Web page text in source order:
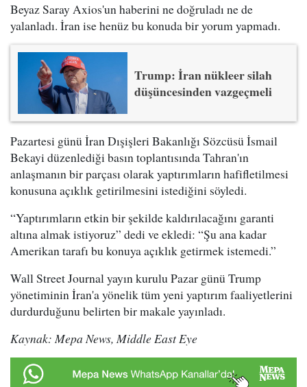
Beyaz Saray Axios'un haberini ne doğruladı ne de
yalanladı. İran ise henüz bu konuda bir yorum yapmadı.
Trump: İran nükleer silah
düşüncesinden vazgeçmeli
Pazartesi günü İran Dışişleri Bakanlığı Sözcüsü İsmail
Bekayi düzenlediği basın toplantısında Tahran'ın
anlaşmanın bir parçası olarak yaptırımların hafifletilmesi
konusuna açıklık getirilmesini istediğini söyledi.
“Yaptırımların etkin bir şekilde kaldırılacağını garanti
altına almak istiyoruz” dedi ve ekledi: “Şu ana kadar
Amerikan tarafı bu konuya açıklık getirmek istemedi.”
Wall Street Journal yayın kurulu Pazar günü Trump
yönetiminin İran'a yönelik tüm yeni yaptırım faaliyetlerini
durdurduğunu belirten bir makale yayınladı.
Kaynak: Mepa News, Middle East Eye